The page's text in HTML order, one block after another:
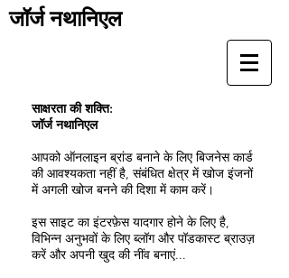
जॉर्ज नथानिएल
साक्षरता की शक्ति:
जॉर्ज नथानिएल
आपको ऑनलाइन ब्रांड बनाने के लिए बिजनेस कार्ड
की आवश्यकता नहीं है, संबंधित क्षेत्र में खोज इंजनों
में अगली खोज बनने की दिशा में काम करें।
इस साइट का इंटरफ़ेस यादगार होने के लिए है,
विभिन्न अनुभवों के लिए ब्लॉग और पॉडकास्ट ब्राउज़
करें और अपनी खुद की नींव बनाएं...